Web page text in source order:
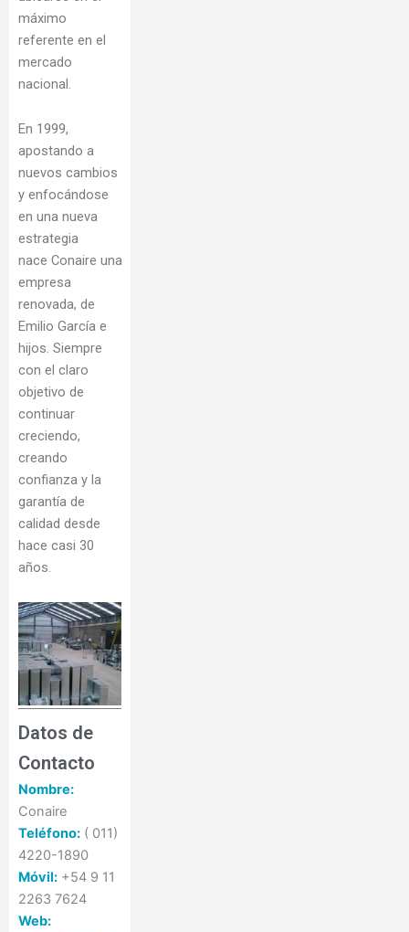
máximo
referente en el
mercado
nacional.
En 1999,
apostando a
nuevos cambios
y enfocándose
en una nueva
estrategia
nace Conaire una
empresa
renovada, de
Emilio García e
hijos. Siempre
con el claro
objetivo de
continuar
creciendo,
creando
confianza y la
garantía de
calidad desde
hace casi 30
años.
Datos de
Contacto
Nombre:
Conaire
Teléfono: ( 011)
4220-1890
Móvil: +54 9 11
2263 7624
Web: